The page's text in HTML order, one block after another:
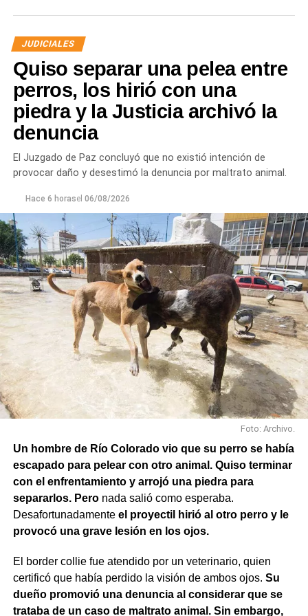
Desde Defensa Civil y Desarrollo Social se brindó
Noroeste, Quinta 25, Carlos Soria y Chacramonte,
donde se entregaron nylon, frazadas, colchones, leña
y alimentos.
En paralelo, las cuadrillas municipales realizaron la
limpieza de alcantarillas y sumideros en distintos
sectores de la ciudad, entre ellos Jujuy y Güemes;
Güemes entre Dr. Maradona y República del Líbano;
Carlos Gardel y Rochdale; Rochdale y Australia;
Rochdale y Jujuy; Yrigoyen y Mendoza; Yrigoyen y
Avenida Roca; y Chula Vista, casi San Juan.
También se efectuaron trabajos en Los Fresnos y Vintter;
Avenida Viterbori y Lago Mascardi; Avenida Roca y
Gadano; y Gadano al 846, donde se retiró una rejilla
JUDICIALES
Quiso separar una pelea entre
perros, los hirió con una
piedra y la Justicia archivó la
denuncia
El Juzgado de Paz concluyó que no existió intención de
provocar daño y desestimó la denuncia por maltrato animal.
Hace 6 horasel 06/08/2026
Foto: Archivo.
Un hombre de Río Colorado vio que su perro se había
escapado para pelear con otro animal. Quiso terminar
con el enfrentamiento y arrojó una piedra para
separarlos. Peronada salió como esperaba.
Desafortunadamente el proyectil hirió al otro perro y le
provocó una grave lesión en los ojos.
El border collie fue atendido por un veterinario, quien
certificó que había perdido la visión de ambos ojos. Su
dueño promovió una denuncia al considerar que se
trataba de un caso de maltrato animal. Sin embargo,